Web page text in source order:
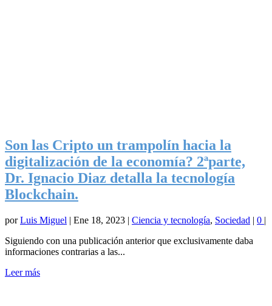
Son las Cripto un trampolín hacia la
digitalización de la economía? 2ªparte,
Dr. Ignacio Diaz detalla la tecnología
Blockchain.
porLuis Miguel | Ene 18, 2023 | Ciencia y tecnología, Sociedad | 0 |
Siguiendo con una publicación anterior que exclusivamente daba
informaciones contrarias a las...
Leer más